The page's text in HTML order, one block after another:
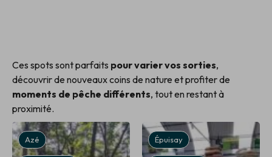
Ces spots sont parfaits pour varier vos sorties,
découvrir de nouveaux coins de nature et profiter de
moments de pêche différents, tout en restant à
proximité.
Azé Épuisay